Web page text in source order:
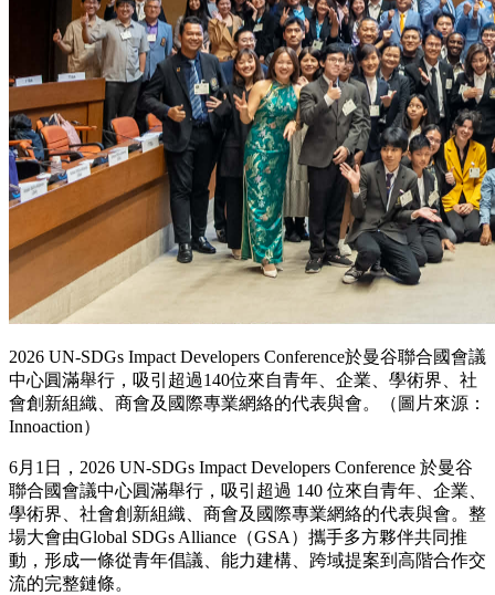
2026 UN-SDGs Impact Developers Conference於曼谷聯合國會議
中心圓滿舉行，吸引超過140位來自青年、企業、學術界、社
會創新組織、商會及國際專業網絡的代表與會。（圖片來源：
Innoaction）
6月1日，2026 UN-SDGs Impact Developers Conference 於曼谷
聯合國會議中心圓滿舉行，吸引超過 140 位來自青年、企業、
學術界、社會創新組織、商會及國際專業網絡的代表與會。整
場大會由Global SDGs Alliance（GSA）攜手多方夥伴共同推
動，形成一條從青年倡議、能力建構、跨域提案到高階合作交
流的完整鏈條。